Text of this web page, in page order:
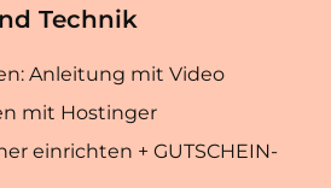
Technik
Anleitung mit Video
mit Hostinger
einrichten + GUTSCHEIN-